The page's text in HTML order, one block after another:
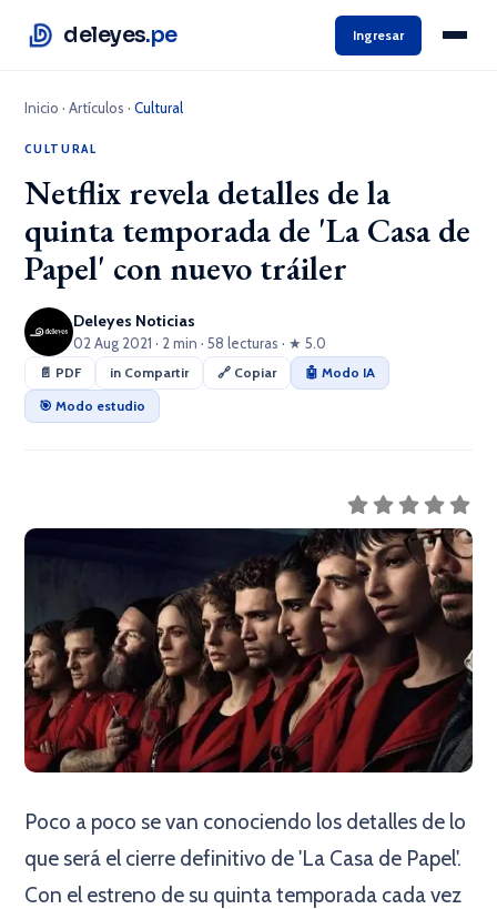
deleyes.pe Ingresar
Inicio ·Artículos ·Cultural
CULTURAL
Netflix revela detalles de la
quinta temporada de 'La Casa de
Papel' con nuevo tráiler
Deleyes Noticias
02 Aug 2021 · 2 min · 58 lecturas · ★ 5.0
📄 PDF in Compartir 🔗 Copiar
🤖 Modo IA
🎯 Modo estudio
Poco a poco se van conociendo los detalles de lo
que será el cierre definitivo de 'La Casa de Papel'.
Con el estreno de su quinta temporada cada vez